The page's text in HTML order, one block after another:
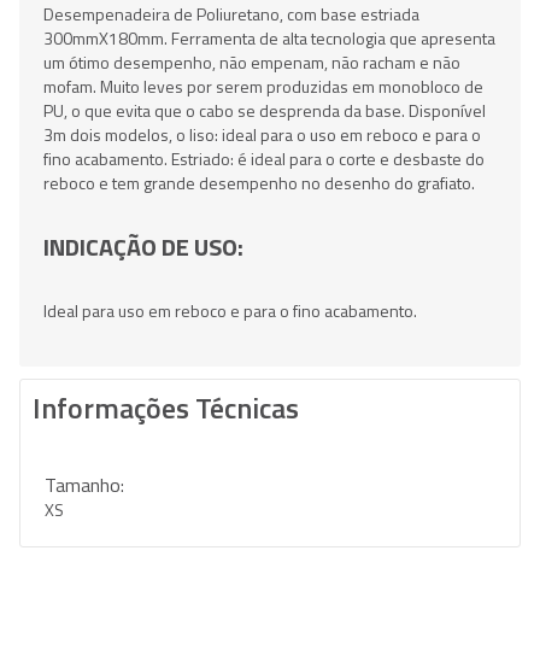
Desempenadeira de Poliuretano, com base estriada
300mmX180mm. Ferramenta de alta tecnologia que apresenta
um ótimo desempenho, não empenam, não racham e não
mofam. Muito leves por serem produzidas em monobloco de
PU, o que evita que o cabo se desprenda da base. Disponível
3m dois modelos, o liso: ideal para o uso em reboco e para o
fino acabamento. Estriado: é ideal para o corte e desbaste do
reboco e tem grande desempenho no desenho do grafiato.
INDICAÇÃO DE USO:
Ideal para uso em reboco e para o fino acabamento.
Informações Técnicas
Tamanho:
XS